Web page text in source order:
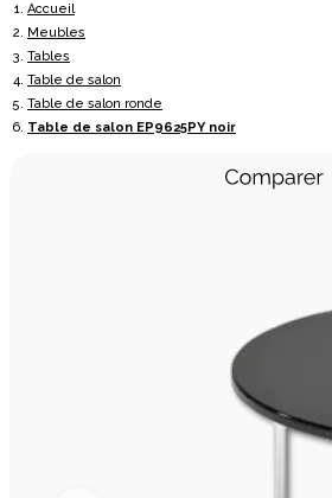
Accueil
Meubles
Tables
Table de salon
Table de salon ronde
Table de salon EP9625PY noir